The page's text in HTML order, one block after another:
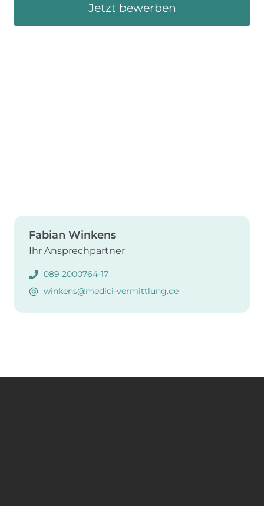
Jetzt bewerben
Fabian Winkens
Ihr Ansprechpartner
089 2000764-17
winkens@medici-vermittlung.de